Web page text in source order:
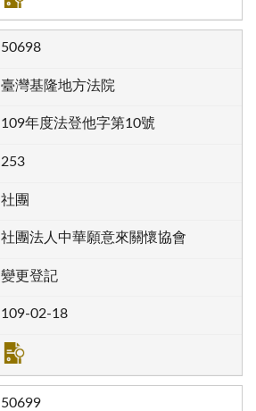
50698
臺灣基隆地方法院
109年度法登他字第10號
253
社團
社團法人中華願意來關懷協會
變更登記
109-02-18
50699